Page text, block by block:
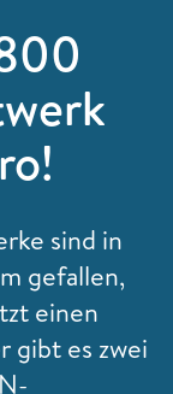
sind in
gefallen,
einen
gibt es zwei